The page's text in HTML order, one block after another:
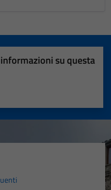
su questa
su 5
5